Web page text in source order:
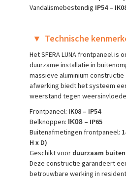
Vandalismebestendig IP54 –
▼ Technische
Het SFERA LUNA frontpaneel is
duurzame installatie in
massieve aluminium
afwerking biedt het systeem
weerstand tegen
Frontpaneel: IK08 – IP54
Belknoppen: IK08 – IP65
Buitenafmetingen frontpaneel:
H x D)
Geschikt voor duurzaam
Deze constructie garandeert
betrouwbare werking in